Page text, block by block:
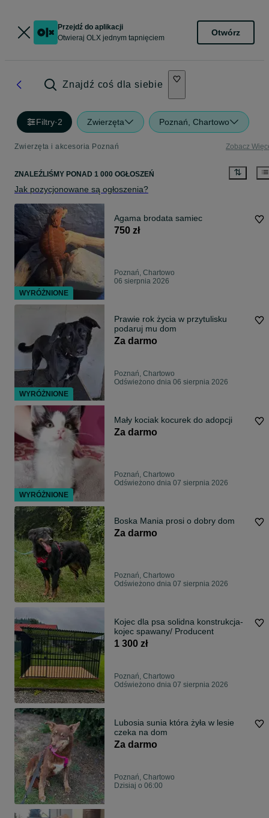
Przejdź do aplikacji
Otwieraj OLX jednym tapnięciem
Otwórz
Znajdź coś dla siebie
Filtry·2 Zwierzęta Poznań, Chartowo
Zwierzęta i akcesoria Poznań Zobacz
ZNALEŹLIŚMY PONAD 1 000 OGŁOSZEŃ
Jak pozycjonowane są ogłoszenia?
Agama brodata samiec
750 zł
Poznań, Chartowo
06 sierpnia 2026
Prawie rok życia w przytulisku
podaruj mu dom
Za darmo
Poznań, Chartowo
Odświeżono dnia 06 sierpnia 2026
Mały kociak kocurek do adopcji
Za darmo
Poznań, Chartowo
Odświeżono dnia 07 sierpnia 2026
Boska Mania prosi o dobry dom
Za darmo
Poznań, Chartowo
Odświeżono dnia 07 sierpnia 2026
Kojec dla psa solidna konstrukcja-
kojec spawany/ Producent
1 300 zł
Poznań, Chartowo
Odświeżono dnia 07 sierpnia 2026
Lubosia sunia która żyła w lesie
czeka na dom
Za darmo
Poznań, Chartowo
Dzisiaj o 06:00
WYRÓŻNIONE
WYRÓŻNIONE
WYRÓŻNIONE